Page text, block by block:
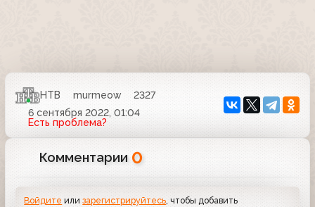
НТВ murmeow
2327
6 сентября 2022, 01:04
Есть проблема?
Комментарии 0
Войдите илизарегистрируйтесь , чтобы добавить